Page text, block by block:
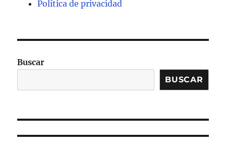
Política de privacidad
Buscar
BUSCAR